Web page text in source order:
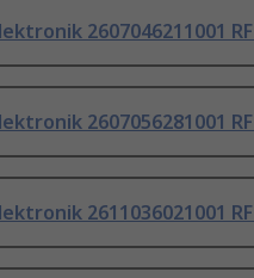
2607046211001
2607056281001
2611036021001